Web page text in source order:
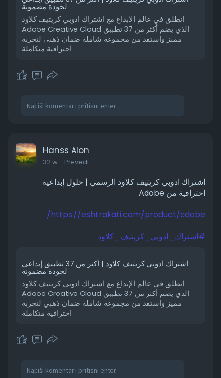
لجودة مضمونة
انطلق في عالم الإبداع مع اشتراك ادوبي كريتيف كلاود
Adobe Creative Cloud الذي يضم أكثر من 37 تطبيق
مميز واستفد من مجموعة شاملة ضمان ذهبي لتجربة
احترافية متكاملة
Hanss Alon
32 w- Prevedi
اشتراك ادوبي كريتيف كلاود الرسمي | حلول إبداعية
احترافية من Adobe
https://eshtrakati.com/product/adobe/
#اشتراك_ادوبي_كريتيف_كلاود
اشتراك ادوبي كريتيف كلاود | أكثر من 37 تطبيق إبداعي
لجودة مضمونة
انطلق في عالم الإبداع مع اشتراك ادوبي كريتيف كلاود
Adobe Creative Cloud الذي يضم أكثر من 37 تطبيق
مميز واستفد من مجموعة شاملة ضمان ذهبي لتجربة
احترافية متكاملة